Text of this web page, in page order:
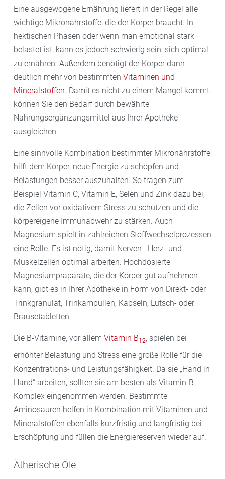
Eine ausgewogene Ernährung liefert in der Regel alle
wichtige Mikronährstoffe, die der Körper braucht. In
hektischen Phasen oder wenn man emotional stark
belastet ist, kann es jedoch schwierig sein, sich optimal
zu ernähren. Außerdem benötigt der Körper dann
deutlich mehr von bestimmten Vitaminen und
Mineralstoffen. Damit es nicht zu einem Mangel kommt,
können Sie den Bedarf durch bewährte
Nahrungsergänzungsmittel aus Ihrer Apotheke
ausgleichen.
Eine sinnvolle Kombination bestimmter Mikronährstoffe
hilft dem Körper, neue Energie zu schöpfen und
Belastungen besser auszuhalten. So tragen zum
Beispiel Vitamin C, Vitamin E, Selen und Zink dazu bei,
die Zellen vor oxidativem Stress zu schützen und die
körpereigene Immunabwehr zu stärken. Auch
Magnesium spielt in zahlreichen Stoffwechselprozessen
eine Rolle. Es ist nötig, damit Nerven-, Herz- und
Muskelzellen optimal arbeiten. Hochdosierte
Magnesiumpräparate, die der Körper gut aufnehmen
kann, gibt es in Ihrer Apotheke in Form von Direkt- oder
Trinkgranulat, Trinkampullen, Kapseln, Lutsch- oder
Brausetabletten.
Die B-Vitamine, vor allem Vitamin B12, spielen bei
erhöhter Belastung und Stress eine große Rolle für die
Konzentrations- und Leistungsfähigkeit. Da sie „Hand in
Hand“ arbeiten, sollten sie am besten als Vitamin-B-
Komplex eingenommen werden. Bestimmte
Aminosäuren helfen in Kombination mit Vitaminen und
Mineralstoffen ebenfalls kurzfristig und langfristig bei
Erschöpfung und füllen die Energiereserven wieder auf.
Ätherische Öle